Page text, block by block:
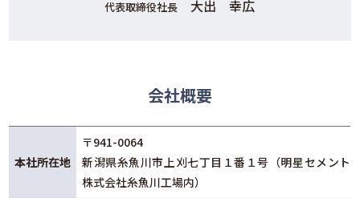
代表取締役社長 大出 幸広
会社概要
本社所在地
〒941-0064
新潟県糸魚川市上刈七丁目１番１号（明星セメント
株式会社糸魚川工場内）